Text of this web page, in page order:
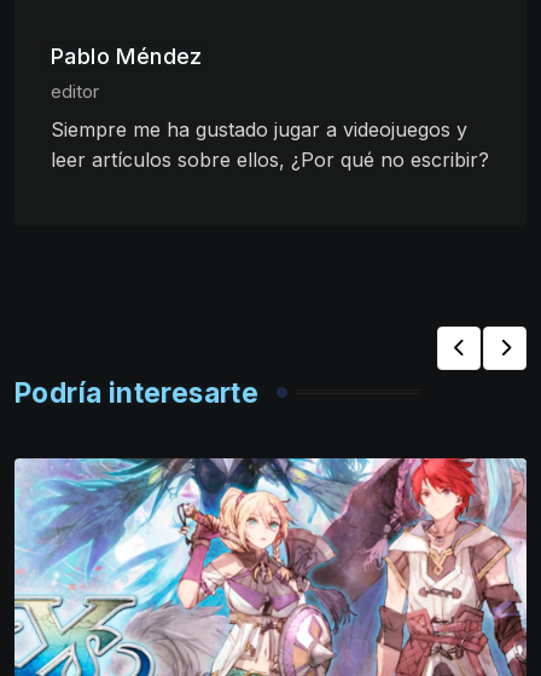
Pablo Méndez
editor
Siempre me ha gustado jugar a videojuegos y
leer artículos sobre ellos, ¿Por qué no escribir?
Podría interesarte